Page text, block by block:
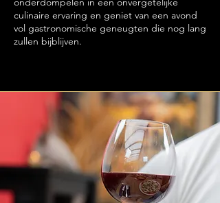
culinaire ervaring en geniet van een avond
vol gastronomische geneugten die nog lang
zullen bijblijven.